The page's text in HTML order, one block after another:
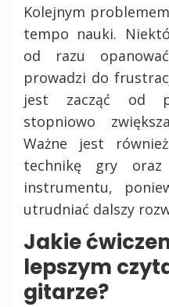
Kolejnym
tempo nauki.
od razu
prowadzi do
jest zacząć od
stopniowo
Ważne jest
technikę gry oraz
instrumentu,
utrudniać dalszy
Jakie
lepszym
gitarze?